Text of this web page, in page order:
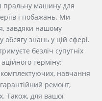
пральну машину для
і побажань. Ми
завдяки нашому
обсягу знань у цій сфері.
безліч супутніх
терміну:
навчання
ремонт,
Також, для вашої